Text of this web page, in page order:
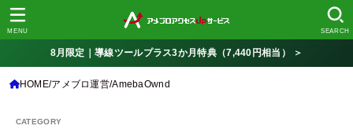
SEARCH
MENU
8月限定｜導線ツールプラス3か月特典（7,440円相当） ＞
HOME アメブロ運営 AmebaOwnd